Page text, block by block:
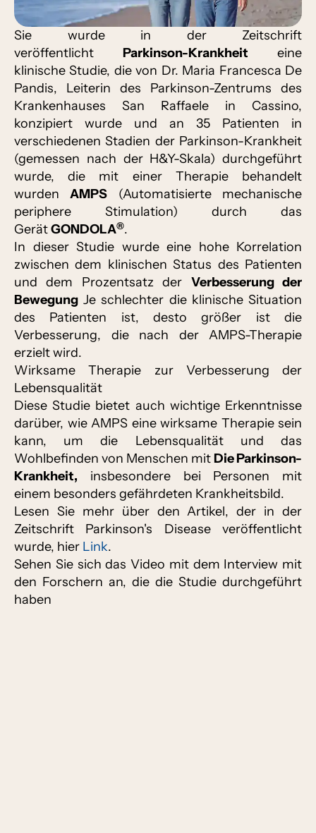
Sie wurde in der Zeitschrift
veröffentlicht Parkinson-Krankheit eine
klinische Studie, die von Dr. Maria Francesca De
Pandis, Leiterin des Parkinson-Zentrums des
Krankenhauses San Raffaele in Cassino,
konzipiert wurde und an 35 Patienten in
verschiedenen Stadien der Parkinson-Krankheit
(gemessen nach der H&Y-Skala) durchgeführt
wurde, die mit einer Therapie behandelt
wurdenAMPS (Automatisierte mechanische
periphere Stimulation) durch das
GerätGONDOLA®.
In dieser Studie wurde eine hohe Korrelation
zwischen dem klinischen Status des Patienten
und dem Prozentsatz der Verbesserung der
Bewegung Je schlechter die klinische Situation
des Patienten ist, desto größer ist die
Verbesserung, die nach der AMPS-Therapie
erzielt wird.
Wirksame Therapie zur Verbesserung der
Lebensqualität
Diese Studie bietet auch wichtige Erkenntnisse
darüber, wie AMPS eine wirksame Therapie sein
kann, um die Lebensqualität und das
Wohlbefinden von Menschen mit Die Parkinson-
Krankheit, insbesondere bei Personen mit
einem besonders gefährdeten Krankheitsbild.
Lesen Sie mehr über den Artikel, der in der
Zeitschrift Parkinson's Disease veröffentlicht
wurde, hier Link.
Sehen Sie sich das Video mit dem Interview mit
den Forschern an, die die Studie durchgeführt
haben